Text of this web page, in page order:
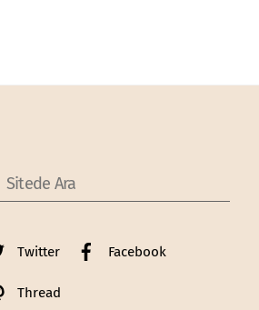
Twitter Facebook
Thread